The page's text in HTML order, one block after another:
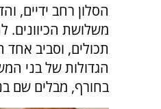
הסלון רחב ידיים,
משלושת הכיוונים.
תכולים, וסביב
הגדולות של בני
בחורף, מבלים שם